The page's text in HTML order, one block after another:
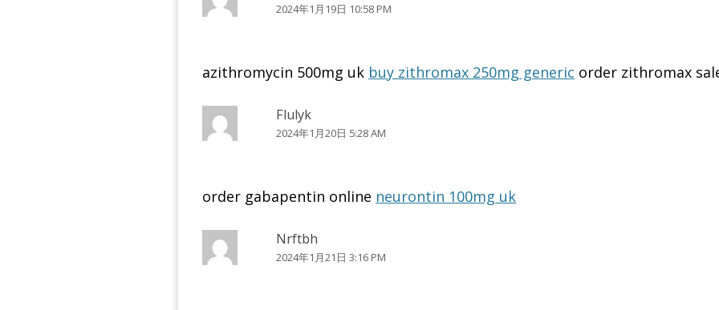
2024年1月19日 10:58 PM
azithromycin 500mg uk buy zithromax 250mg generic order zithromax
Flulyk
2024年1月20日 5:28 AM
order gabapentin online neurontin 100mg uk
Nrftbh
2024年1月21日 3:16 PM